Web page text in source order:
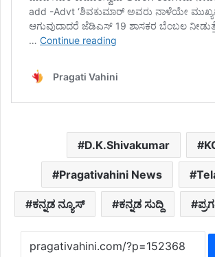
D.K.Shivakumar
Pragativahini News
ಕನ್ನಡ ನ್ಯೂಸ್ ಕನ್ನಡ ಸುದ್ದಿ